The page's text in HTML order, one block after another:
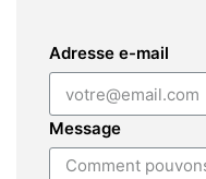
Adresse e-mail
Message